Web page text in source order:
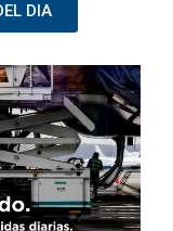
DIA